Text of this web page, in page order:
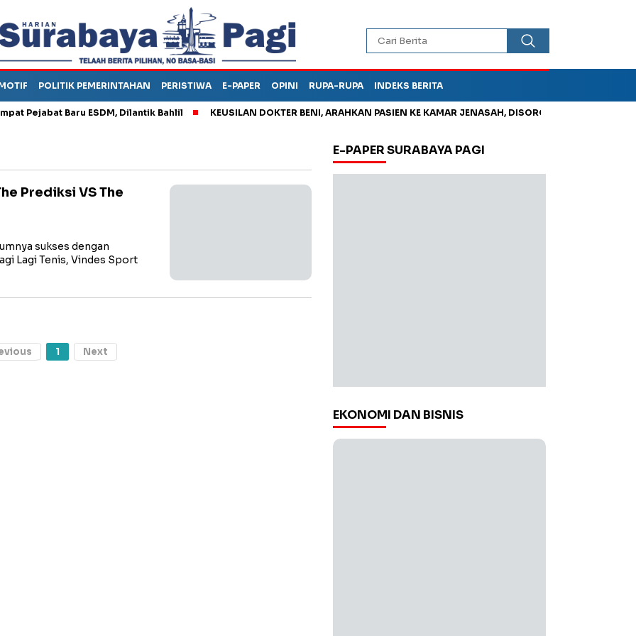
POLITIK PEMERINTAHAN PERISTIWA E-PAPER OPINI RUPA-RUPA INDEKS BERITA
Pejabat Baru ESDM, Dilantik Bahlil KEUSILAN DOKTER BENI, ARAHKAN PASIEN KE KAMAR JENASAH, DISOROT
Prediksi VS The
sukses dengan
Lagi Tenis, Vindes Sport
1 Next
E-PAPER SURABAYA PAGI
EKONOMI DAN BISNIS